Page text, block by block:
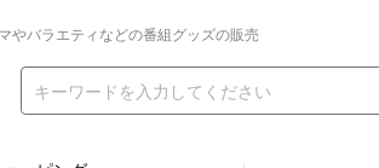
やバラエティなどの番組グッズの販売